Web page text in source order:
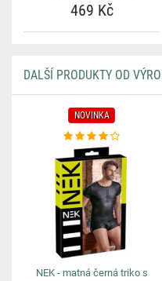
469 Kč
DALŠÍ PRODUKTY OD
NOVINKA
NEK - matná černá triko s